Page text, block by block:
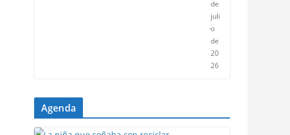
de
juli
o
de
20
26
Agenda